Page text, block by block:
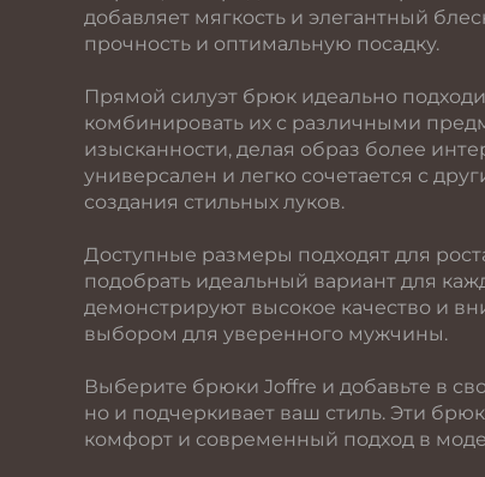
добавляет мягкость и элегантный
прочность и оптимальную посадку.
Прямой силуэт брюк идеально
комбинировать их с различными
изысканности, делая образ более
универсален и легко сочетается с
создания стильных луков.
Доступные размеры подходят для
подобрать идеальный вариант для
демонстрируют высокое качество и
выбором для уверенного мужчины.
Выберите брюки Joffre и добавьте в
но и подчеркивает ваш стиль. Эти
комфорт и современный подход в